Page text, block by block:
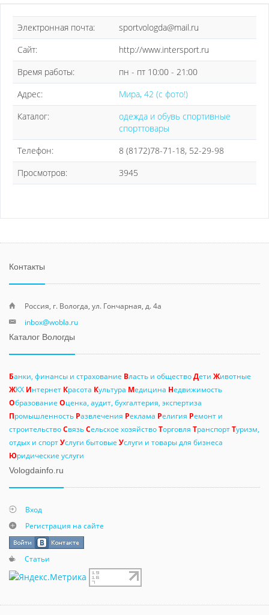
Электронная почта:
sportvologda@mail.ru
Сайт:
http://www.intersport.ru
Время работы:
пн - пт 10:00 - 21:00
Адрес:
Мира, 42 (с фото!)
Каталог:
одежда и обувь спортивные
спорттовары
Телефон:
8 (8172)78-71-18, 52-29-98
Просмотров:
3945
Контакты
Россия, г. Вологда, ул. Гончарная, д. 4а
inbox@wobla.ru
Каталог Вологды
Банки, финансы и страхование Власть и обществоДети Животные
ЖКХ Интернет Красота Культура Медицина Недвижимость
Образование Оценка, аудит, бухгалтерия, экспертиза
Промышленность Развлечения Реклама Религия Ремонт и
строительствоСвязьСельское хозяйствоТорговля ТранспортТуризм,
отдых и спортУслуги бытовые Услуги и товары для бизнеса
Юридические услуги
Vologdainfo.ru
Вход
Регистрация на сайте
Статьи